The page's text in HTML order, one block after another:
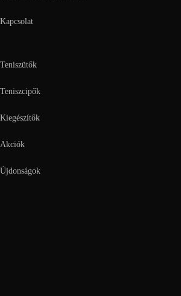
Kapcsolat
Teniszütők
Teniszcipők
Kiegészítők
Akciók
Újdonságok